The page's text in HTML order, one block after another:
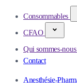
Consommables
CFAO
Qui sommes-
Contact
Anesthésie-